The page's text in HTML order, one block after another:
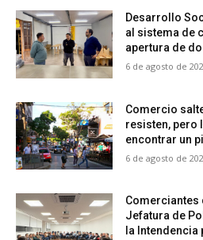
Desarrollo
al sistema de
apertura de
6 de agosto de
Comercio
resisten, pero
encontrar un
6 de agosto de
Comerciantes
Jefatura de
la